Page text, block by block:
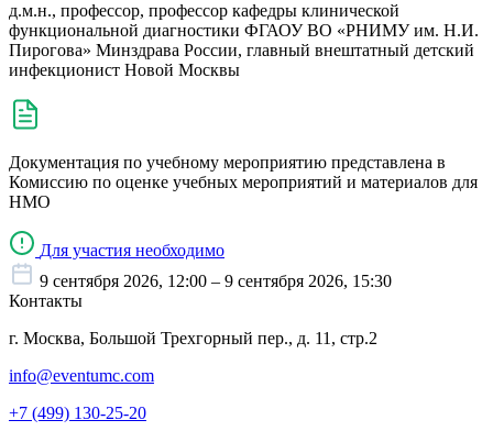
д.м.н., профессор, профессор кафедры клинической
функциональной диагностики ФГАОУ ВО «РНИМУ им. Н.И.
Пирогова» Минздрава России, главный внештатный детский
инфекционист Новой Москвы
Документация по учебному мероприятию представлена в
Комиссию по оценке учебных мероприятий и материалов для
НМО
Для участия необходимо
9 сентября 2026, 12:00 – 9 сентября 2026, 15:30
Контакты
г. Москва, Большой Трехгорный пер., д. 11, стр.2
info@eventumc.com
+7 (499) 130-25-20